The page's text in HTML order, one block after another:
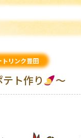
トリンク豊田
ト作り ～